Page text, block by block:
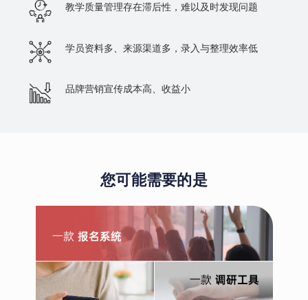
教学质量管理存在滞后性，难以及时发现问题
学员资料多、来源渠道多，录入与整理效率低
品牌营销宣传成本高、收益小
您可能需要的是